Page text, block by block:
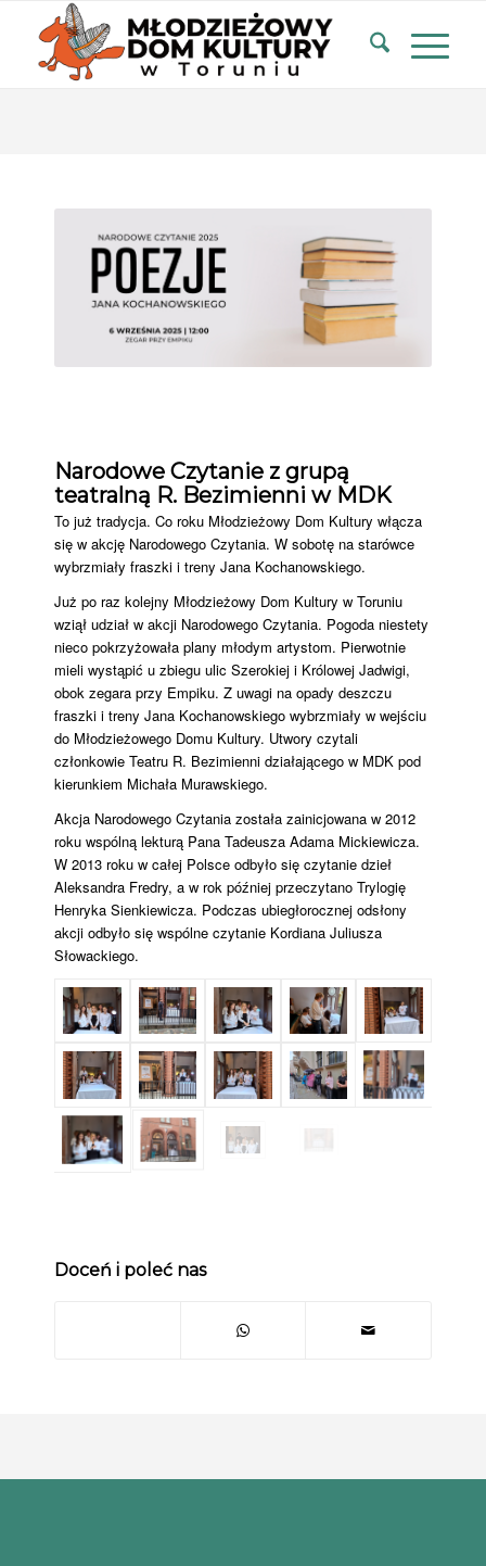
Narodowe Czytanie z grupą
teatralną R. Bezimienni w MDK
To już tradycja. Co roku Młodzieżowy Dom Kultury włącza
się w akcję Narodowego Czytania. W sobotę na starówce
wybrzmiały fraszki i treny Jana Kochanowskiego.
Już po raz kolejny Młodzieżowy Dom Kultury w Toruniu
wziął udział w akcji Narodowego Czytania. Pogoda niestety
nieco pokrzyżowała plany młodym artystom. Pierwotnie
mieli wystąpić u zbiegu ulic Szerokiej i Królowej Jadwigi,
obok zegara przy Empiku. Z uwagi na opady deszczu
fraszki i treny Jana Kochanowskiego wybrzmiały w wejściu
do Młodzieżowego Domu Kultury. Utwory czytali
członkowie Teatru R. Bezimienni działającego w MDK pod
kierunkiem Michała Murawskiego.
Akcja Narodowego Czytania została zainicjowana w 2012
roku wspólną lekturą Pana Tadeusza Adama Mickiewicza.
W 2013 roku w całej Polsce odbyło się czytanie dzieł
Aleksandra Fredry, a w rok później przeczytano Trylogię
Henryka Sienkiewicza. Podczas ubiegłorocznej odsłony
akcji odbyło się wspólne czytanie Kordiana Juliusza
Słowackiego.
Doceń i poleć nas